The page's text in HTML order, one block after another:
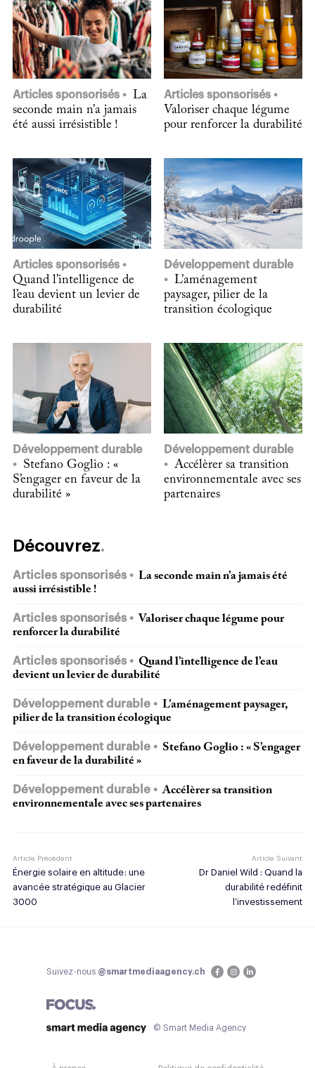
Articles sponsorisés
La
seconde main n’a jamais
été aussi irrésistible !
Articles sponsorisés
Valoriser chaque légume
pour renforcer la durabilité
Articles sponsorisés
Quand l’intelligence de
l’eau devient un levier de
durabilité
Développement durable
L’aménagement
paysager, pilier de la
transition écologique
Développement durable
Stefano Goglio : «
S’engager en faveur de la
durabilité »
Développement durable
Accélèrer sa transition
environnementale avec ses
partenaires
Découvrez
Articles sponsorisés
La seconde main n’a jamais été
aussi irrésistible !
Articles sponsorisés
Valoriser chaque légume pour
renforcer la durabilité
Articles sponsorisés
Quand l’intelligence de l’eau
devient un levier de durabilité
Développement durable
L’aménagement paysager,
pilier de la transition écologique
Développement durable
Stefano Goglio : « S’engager
en faveur de la durabilité »
Développement durable
Accélèrer sa transition
environnementale avec ses partenaires
Article Précédent
Énergie solaire en altitude : une
avancée stratégique au Glacier
3000
Article Suivant
Dr Daniel Wild : Quand la
durabilité redéfinit
l’investissement
Suivez-nous @smartmediaagency.ch
© Smart Media Agency